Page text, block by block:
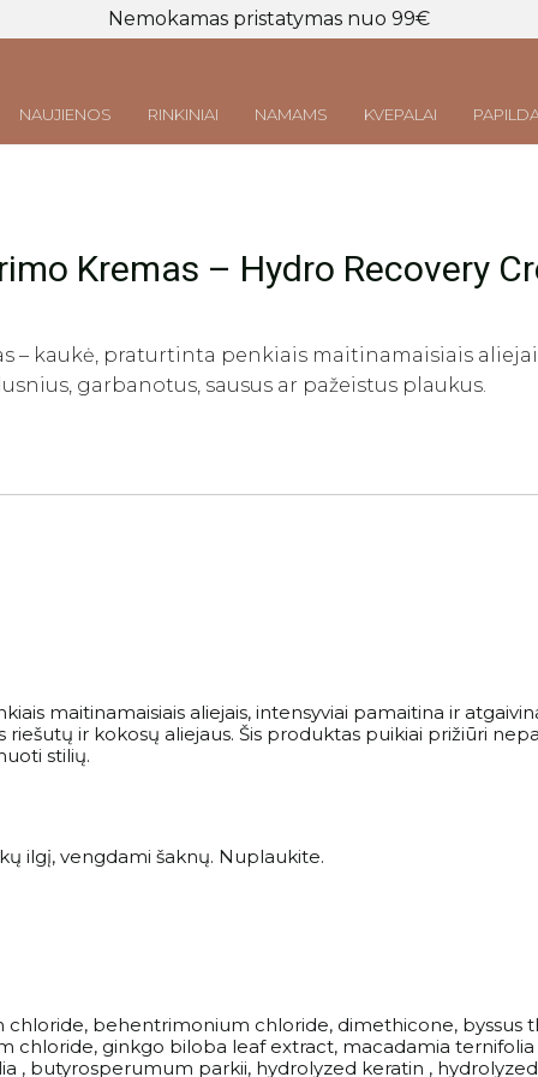
Nemokamas pristatymas nuo 99€
NAUJIENOS RINKINIAI NAMAMS KVEPALAI
Kremas – Hydro Recovery
– kaukė, praturtinta penkiais maitinamaisiais
garbanotus, sausus ar pažeistus plaukus.
maitinamaisiais aliejais, intensyviai pamaitina ir
ir kokosų aliejaus. Šis produktas puikiai prižiūri
stilių.
ilgį, vengdami šaknų. Nuplaukite.
behentrimonium chloride, dimethicone, byssus
ginkgo biloba leaf extract, macadamia ternifolia
, butyrosperumum parkii, hydrolyzed keratin ,